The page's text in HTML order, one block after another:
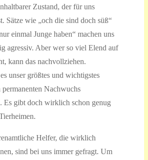
Zustand, der für uns
Sätze wie „och die sind doch süß“
einmal Junge haben“ machen uns
agressiv. Aber wer so viel Elend auf
kann das nachvollziehen.
unser größtes und wichtigstes
Nachwuchs
Es gibt doch wirklich schon genug
Helfer, die wirklich
sind bei uns immer gefragt. Um